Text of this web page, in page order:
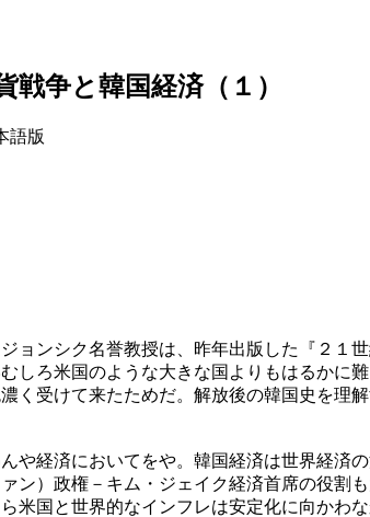
戦争と韓国経済（１）
語版
ョンシク名誉教授は、昨年出版した『２１
しろ米国のような大きな国よりもはるかに
く受けて来たためだ。解放後の韓国史を理
や経済においてをや。韓国経済は世界経済
ン）政権－キム・ジェイク経済首席の役割
米国と世界的なインフレは安定化に向かわ